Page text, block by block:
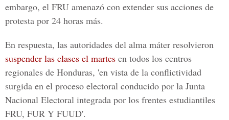
embargo, el FRU amenazó con extender sus acciones de
protesta por 24 horas más.
En respuesta, las autoridades del alma máter resolvieron
suspender las clases el martes en todos los centros
regionales de Honduras, 'en vista de la conflictividad
surgida en el proceso electoral conducido por la Junta
Nacional Electoral integrada por los frentes estudiantiles
FRU, FUR Y FUUD'.